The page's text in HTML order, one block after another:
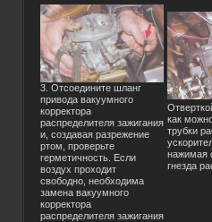
3. Отсоедините шланг
привода вакуумного
корректора
распределителя зажигания
и, создавая разрежение
ртом, проверьте
герметичность. Если
воздух проходит
свободно, необходима
замена вакуумного
корректора
распределителя зажигания
как
трубки
нажимая
гнезда